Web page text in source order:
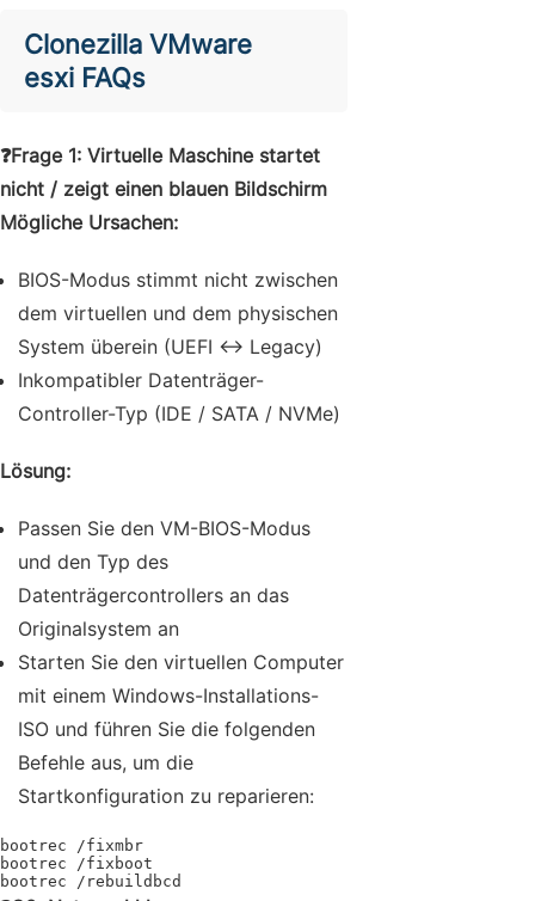
Clonezilla VMware
esxi FAQs
❓Frage 1: Virtuelle Maschine startet
nicht / zeigt einen blauen Bildschirm
Mögliche Ursachen:
BIOS-Modus stimmt nicht zwischen
dem virtuellen und dem physischen
System überein (UEFI ↔ Legacy)
Inkompatibler Datenträger-
Controller-Typ (IDE / SATA / NVMe)
Lösung:
Passen Sie den VM-BIOS-Modus
und den Typ des
Datenträgercontrollers an das
Originalsystem an
Starten Sie den virtuellen Computer
mit einem Windows-Installations-
ISO und führen Sie die folgenden
Befehle aus, um die
Startkonfiguration zu reparieren:
bootrec /fixmbr
bootrec /fixboot
bootrec /rebuildbcd